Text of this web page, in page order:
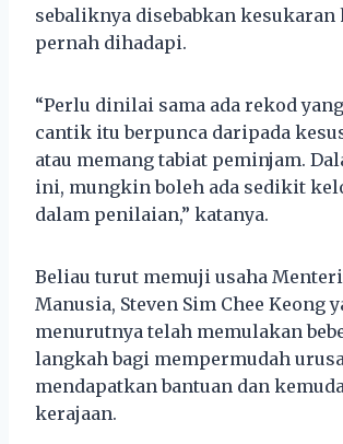
sebaliknya disebabkan kesukaran
pernah dihadapi.
“Perlu dinilai sama ada rekod
cantik itu berpunca daripada
atau memang tabiat peminjam.
ini, mungkin boleh ada sedikit
dalam penilaian,” katanya.
Beliau turut memuji usaha Menteri
Manusia, Steven Sim Chee Keong
menurutnya telah memulakan
langkah bagi mempermudah
mendapatkan bantuan dan
kerajaan.